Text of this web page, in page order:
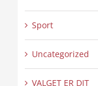
Sport
Uncategorized
VALGET ER DIT